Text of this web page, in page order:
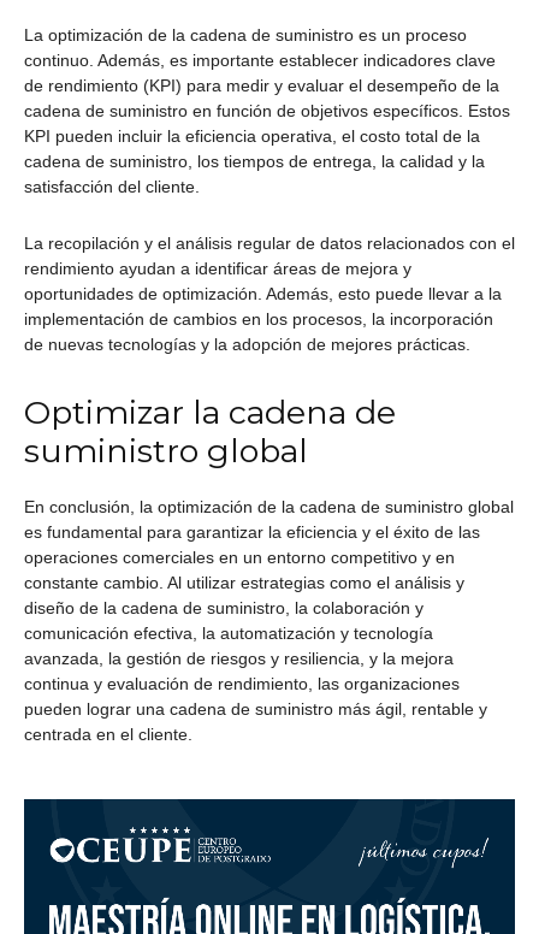
La optimización de la cadena de suministro es un proceso
continuo. Además, es importante establecer indicadores clave
de rendimiento (KPI) para medir y evaluar el desempeño de la
cadena de suministro en función de objetivos específicos. Estos
KPI pueden incluir la eficiencia operativa, el costo total de la
cadena de suministro, los tiempos de entrega, la calidad y la
satisfacción del cliente.
La recopilación y el análisis regular de datos relacionados con el
rendimiento ayudan a identificar áreas de mejora y
oportunidades de optimización. Además, esto puede llevar a la
implementación de cambios en los procesos, la incorporación
de nuevas tecnologías y la adopción de mejores prácticas.
Optimizar la cadena de
suministro global
En conclusión, la optimización de la cadena de suministro global
es fundamental para garantizar la eficiencia y el éxito de las
operaciones comerciales en un entorno competitivo y en
constante cambio. Al utilizar estrategias como el análisis y
diseño de la cadena de suministro, la colaboración y
comunicación efectiva, la automatización y tecnología
avanzada, la gestión de riesgos y resiliencia, y la mejora
continua y evaluación de rendimiento, las organizaciones
pueden lograr una cadena de suministro más ágil, rentable y
centrada en el cliente.